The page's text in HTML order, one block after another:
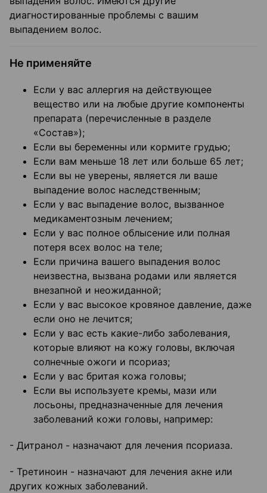
диагностированные проблемы с вашим
выпадением волос.
Не применяйте
Если у вас аллергия на действующее
вещество или на любые другие компоненты
препарата (перечисленные в разделе
«Состав»);
Если вы беременны или кормите грудью;
Если вам меньше 18 лет или больше 65 лет;
Если вы не уверены, является ли ваше
выпадение волос наследственным;
Если у вас выпадение волос, вызванное
медикаментозным лечением;
Если у вас полное облысение или полная
потеря всех волос на теле;
Если причина вашего выпадения волос
неизвестна, вызвана родами или является
внезапной и неожиданной;
Если у вас высокое кровяное давление, даже
если оно не лечится;
Если у вас есть какие-либо заболевания,
которые влияют на кожу головы, включая
солнечные ожоги и псориаз;
Если у вас бритая кожа головы;
Если вы используете кремы, мази или
лосьоны, предназначенные для лечения
заболеваний кожи головы, например:
- Дитранол - назначают для лечения псориаза.
- Третиноин - назначают для лечения акне или
других кожных заболеваний.